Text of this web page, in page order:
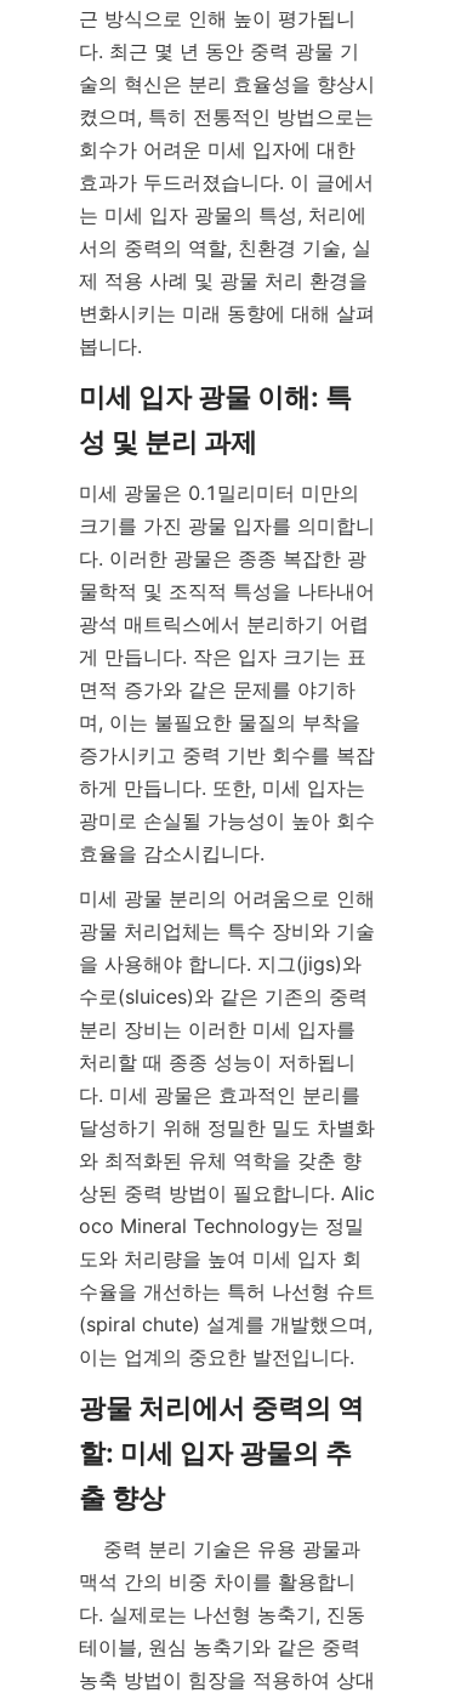
근 방식으로 인해 높이 평가됩니
다. 최근 몇 년 동안 중력 광물 기
술의 혁신은 분리 효율성을 향상시
켰으며, 특히 전통적인 방법으로는
회수가 어려운 미세 입자에 대한
효과가 두드러졌습니다. 이 글에서
는 미세 입자 광물의 특성, 처리에
서의 중력의 역할, 친환경 기술, 실
제 적용 사례 및 광물 처리 환경을
변화시키는 미래 동향에 대해 살펴
봅니다.
미세 입자 광물 이해: 특
미세 광물은 0.1밀리미터 미만의
크기를 가진 광물 입자를 의미합니
다. 이러한 광물은 종종 복잡한 광
물학적 및 조직적 특성을 나타내어
광석 매트릭스에서 분리하기 어렵
게 만듭니다. 작은 입자 크기는 표
면적 증가와 같은 문제를 야기하
며, 이는 불필요한 물질의 부착을
증가시키고 중력 기반 회수를 복잡
하게 만듭니다. 또한, 미세 입자는
광미로 손실될 가능성이 높아 회수
효율을 감소시킵니다.
미세 광물 분리의 어려움으로 인해
광물 처리업체는 특수 장비와 기술
을 사용해야 합니다. 지그(jigs)와
수로(sluices)와 같은 기존의 중력
분리 장비는 이러한 미세 입자를
처리할 때 종종 성능이 저하됩니
다. 미세 광물은 효과적인 분리를
달성하기 위해 정밀한 밀도 차별화
와 최적화된 유체 역학을 갖춘 향
상된 중력 방법이 필요합니다. Alic
oco Mineral Technology는 정밀
도와 처리량을 높여 미세 입자 회
수율을 개선하는 특허 나선형 슈트
(spiral chute) 설계를 개발했으며,
이는 업계의 중요한 발전입니다.
광물 처리에서 중력의 역
할: 미세 입자 광물의 추
맥석 간의 비중 차이를 활용합니
다. 실제로는 나선형 농축기, 진동
테이블, 원심 농축기와 같은 중력
농축 방법이 힘장을 적용하여 상대